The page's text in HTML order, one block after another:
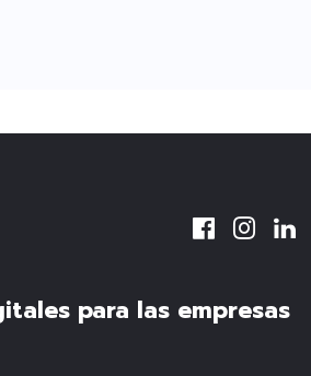
para las empresas